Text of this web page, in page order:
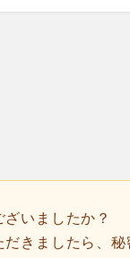
いましたか？
きましたら、